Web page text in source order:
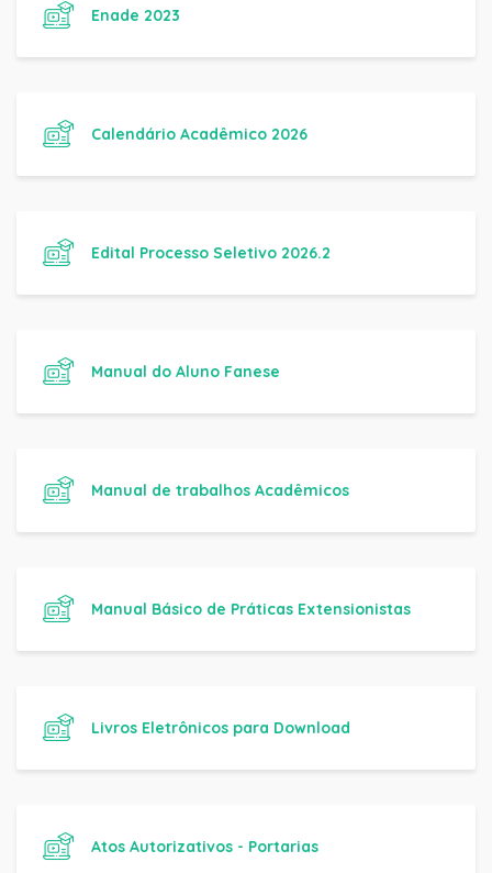
Enade 2023
Calendário Acadêmico 2026
Edital Processo Seletivo 2026.2
Manual do Aluno Fanese
Manual de trabalhos Acadêmicos
Manual Básico de Práticas Extensionistas
Livros Eletrônicos para Download
Atos Autorizativos - Portarias